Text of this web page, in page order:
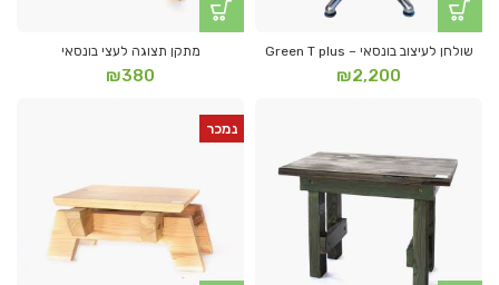
שולחן לעיצוב בונסאי – Green T plus
₪2,200
מתקן תצוגה לעצי בונסאי
₪380
נמכר